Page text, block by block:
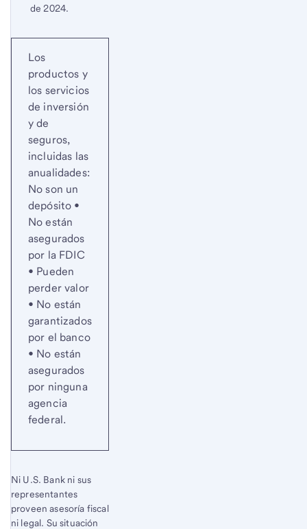
de 2024.
al
contenido,
Nota
a
pie
de
página
1
Los
productos y
los servicios
de inversión
y de
seguros,
incluidas las
anualidades:
No son un
depósito •
No están
asegurados
por la FDIC
• Pueden
perder valor
• No están
garantizados
por el banco
• No están
asegurados
por ninguna
agencia
federal.
Ni U.S. Bank ni sus
representantes
proveen asesoría fiscal
ni legal. Su situación